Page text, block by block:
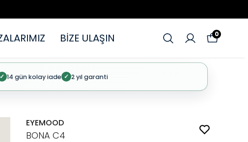
BİZE ULAŞIN 0
✓ 14 gün kolay iade ✓ 2 yıl garanti
EYEMOOD
BONA C4